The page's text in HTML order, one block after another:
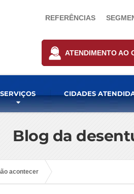
REFERÊNCIAS
ATENDIMENTO AO
SERVIÇOS CIDADES
Blog da
acontecer